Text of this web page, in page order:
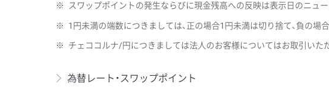
※ スワップポイントの発生ならびに現金残高への反映は表示日のニュ
※ 1円未満の端数につきましては、正の場合1円未満は切り捨て、負の場
※ チェココルナ/円につきましては法人のお客様についてはお取引いた
為替レート・スワップポイント